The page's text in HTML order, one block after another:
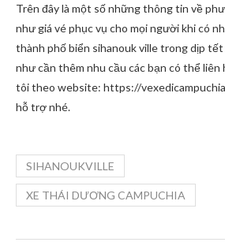
Trên đây là một số những thông tin về
như giá vé phục vụ cho mọi người khi có
thành phố biển sihanouk ville trong dịp tết
như cần thêm nhu cầu các bạn có thể liên
tôi theo website: https://
hỗ trợ nhé.
SIHANOUKVILLE
XE THÁI DƯƠNG CAMPUCHIA